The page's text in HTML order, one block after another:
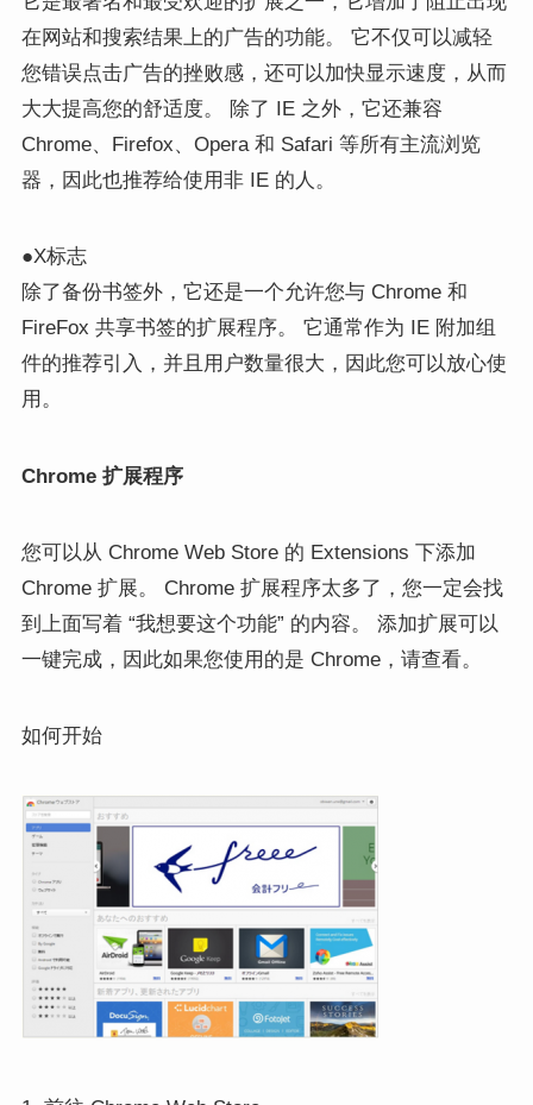
在网站和搜索结果上的广告的功能。 它不仅可以减轻
您错误点击广告的挫败感，还可以加快显示速度，从而
大大提高您的舒适度。 除了 IE 之外，它还兼容
Chrome、Firefox、Opera 和 Safari 等所有主流浏览
器，因此也推荐给使用非 IE 的人。
●X标志
除了备份书签外，它还是一个允许您与 Chrome 和
FireFox 共享书签的扩展程序。 它通常作为 IE 附加组
件的推荐引入，并且用户数量很大，因此您可以放心使
用。
Chrome 扩展程序
您可以从 Chrome Web Store 的 Extensions 下添加
Chrome 扩展。 Chrome 扩展程序太多了，您一定会找
到上面写着 “我想要这个功能” 的内容。 添加扩展可以
一键完成，因此如果您使用的是 Chrome，请查看。
如何开始